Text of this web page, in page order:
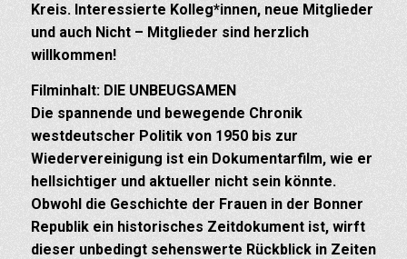
Kreis. Interessierte Kolleg*innen, neue Mitglieder
und auch Nicht – Mitglieder sind herzlich
willkommen!
Filminhalt: DIE UNBEUGSAMEN
Die spannende und bewegende Chronik
westdeutscher Politik von 1950 bis zur
Wiedervereinigung ist ein Dokumentarfilm, wie er
hellsichtiger und aktueller nicht sein könnte.
Obwohl die Geschichte der Frauen in der Bonner
Republik ein historisches Zeitdokument ist, wirft
dieser unbedingt sehenswerte Rückblick in Zeiten